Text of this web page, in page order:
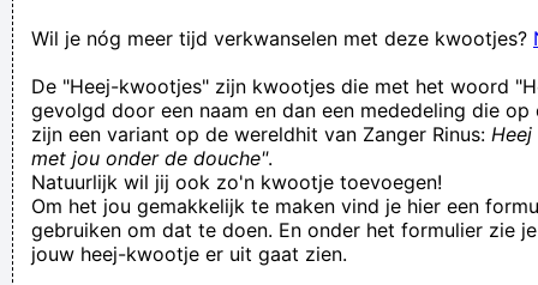
Wil je nóg meer tijd verkwanselen met deze kwootjes?
De "Heej-kwootjes" zijn kwootjes die met het woord
gevolgd door een naam en dan een mededeling die op
zijn een variant op de wereldhit van Zanger Rinus:
met jou onder de douche".
Natuurlijk wil jij ook zo'n kwootje toevoegen!
Om het jou gemakkelijk te maken vind je hier een
gebruiken om dat te doen. En onder het formulier zie
jouw heej-kwootje er uit gaat zien.